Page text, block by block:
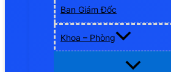
Ban Giám Đốc
Khoa – Phòng